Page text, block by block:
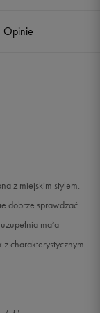
Opinie
z miejskim stylem.
dobrze sprawdzać
mała
charakterystycznym